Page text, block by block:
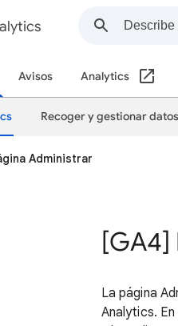
Avisos Analytics
Recoger y gestionar datos
Administrar
[GA4]
La página
Analytics.